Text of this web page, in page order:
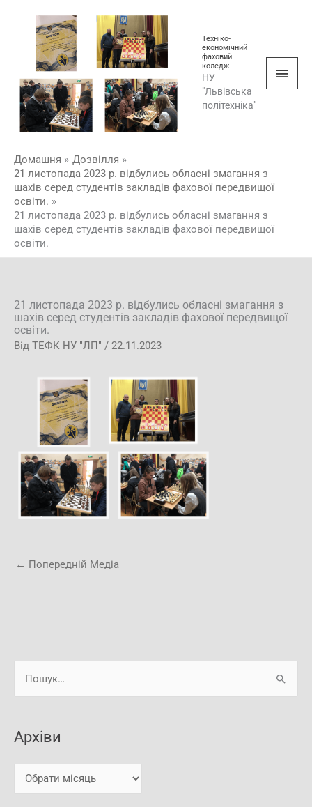
Техніко-
економічний
фаховий
коледж
НУ
"Львівська
політехніка"
Домашня
Дозвілля
21 листопада 2023 р. відбулись обласні змагання з
шахів серед студентів закладів фахової передвищої
освіти.
21 листопада 2023 р. відбулись обласні змагання з
шахів серед студентів закладів фахової передвищої
освіти.
21 листопада 2023 р. відбулись обласні змагання з
шахів серед студентів закладів фахової передвищої
освіти.
Від ТЕФК НУ "ЛП" / 22.11.2023
← Попередній Медіа
а
т
Архіви